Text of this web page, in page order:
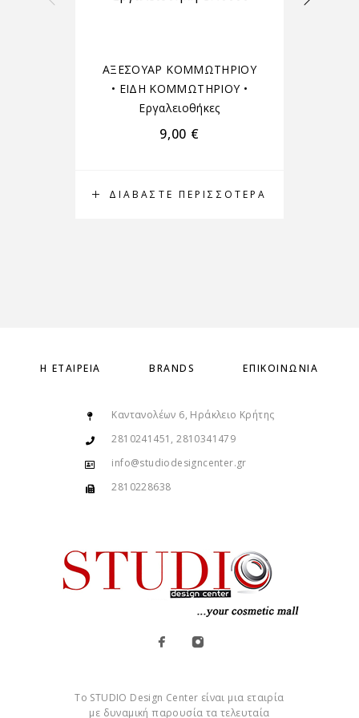
ΔΙΑΒΆΣΤΕ ΠΕΡΙΣΣΌΤΕΡΑ
ΑΞΕΣΟΥΑΡ ΚΟΜΜΩΤΗΡΙΟΥ
• ΕΙΔΗ ΚΟΜΜΩΤΗΡΙΟΥ•
Εργαλειοθήκες
9,00 €
Η ΕΤΑΙΡΕΊΑ BRANDS ΕΠΙΚΟΙΝΩΝΊΑ
Καντανολέων 6, Ηράκλειο Κρήτης
2810241451, 2810341479
info@studiodesigncenter.gr
2810228638
Το STUDIO Design Center είναι μια εταιρία
με δυναμική παρουσία τα τελευταία